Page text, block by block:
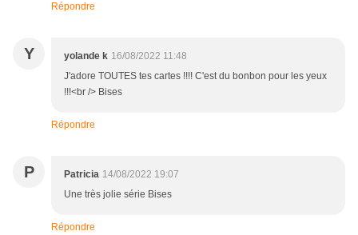
Répondre
Y yolande k 16/08/2022 11:48
J'adore TOUTES tes cartes !!!! C'est du bonbon pour les yeux
!!!<br /> Bises
Répondre
P Patricia 14/08/2022 19:07
Une très jolie série Bises
Répondre